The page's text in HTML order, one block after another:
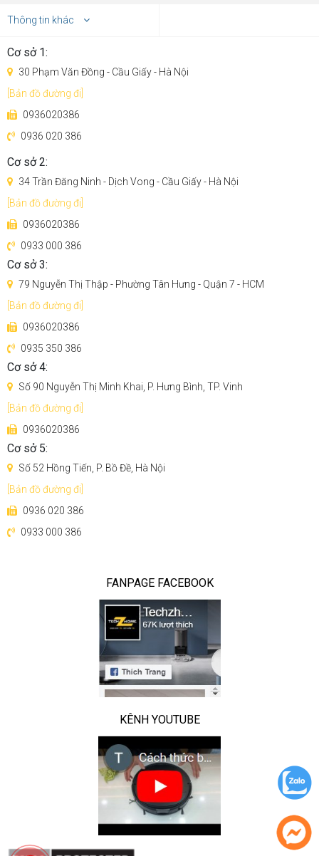
như các robot thông thường, thì robot hút bụi lau nhà
Redroad G10 sẽ tự động trở về dock sạc giặt phần giẻ lau
với nước sạch sau mỗi 10 m2. Trong quá trình vệ sinh, giẻ
lau được phun nước và giặt với cơ chế rung lắc kết hợp chà
lau. Sau khi hoàn thành nhiệm vụ làm sạch, giẻ lau được
làm khô bằng gió để tránh xuất hiện mùi hôi, ngăn ngừa vi
khuẩn, nấm mốc.
Ngoài ra,Redroad G10
và hộp nước bẩn lớn (4L) nên bạn không cần tốn công thay
Thông tin khác
Cơ sở 1:
30 Phạm Văn Đồng - Cầu Giấy - Hà Nội
[Bản đồ đường đi]
0936020386
0936 020 386
Cơ sở 2:
34 Trần Đăng Ninh - Dịch Vong - Cầu Giấy - Hà Nội
[Bản đồ đường đi]
0936020386
0933 000 386
Cơ sở 3:
79 Nguyễn Thị Thập - Phường Tân Hưng - Quận 7 - HCM
[Bản đồ đường đi]
0936020386
0935 350 386
Cơ sở 4:
Số 90 Nguyễn Thị Minh Khai, P. Hưng Bình, TP. Vinh
[Bản đồ đường đi]
0936020386
Cơ sở 5:
Số 52 Hồng Tiến, P. Bồ Đề, Hà Nội
[Bản đồ đường đi]
0936 020 386
0933 000 386
FANPAGE FACEBOOK
KÊNH YOUTUBE